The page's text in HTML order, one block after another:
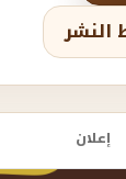
النشر
إعلان